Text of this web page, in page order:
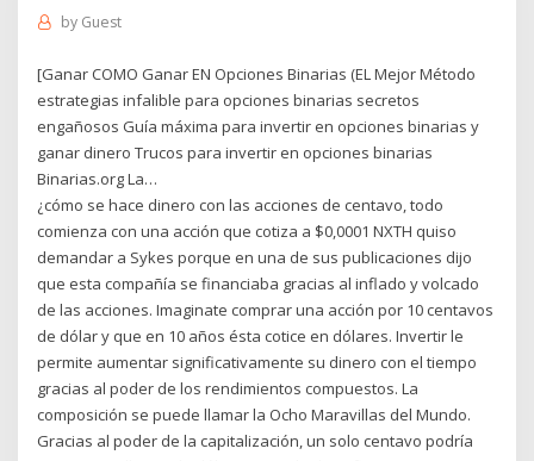
by Guest
[Ganar COMO Ganar EN Opciones Binarias (EL Mejor Método
estrategias infalible para opciones binarias secretos
engañosos Guía máxima para invertir en opciones binarias y
ganar dinero Trucos para invertir en opciones binarias
Binarias.org La…
¿cómo se hace dinero con las acciones de centavo, todo
comienza con una acción que cotiza a $0,0001 NXTH quiso
demandar a Sykes porque en una de sus publicaciones dijo
que esta compañía se financiaba gracias al inflado y volcado
de las acciones. Imaginate comprar una acción por 10 centavos
de dólar y que en 10 años ésta cotice en dólares. Invertir le
permite aumentar significativamente su dinero con el tiempo
gracias al poder de los rendimientos compuestos. La
composición se puede llamar la Ocho Maravillas del Mundo.
Gracias al poder de la capitalización, un solo centavo podría